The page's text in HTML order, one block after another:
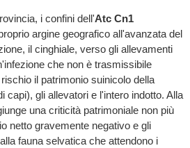
i confini dell'Atc Cn1
argine geografico all'avanzata del
il cinghiale, verso gli allevamenti
che non è trasmissibile
il patrimonio suinicolo della
capi), gli allevatori e l'intero indotto. Alla
una criticità patrimoniale non più
netto gravemente negativo e gli
fauna selvatica che attendono i